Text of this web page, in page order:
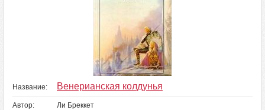
Название: Венерианская колдунья
Автор: Ли Бреккет